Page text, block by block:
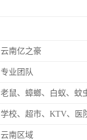
云南亿之豪
专业团队
老鼠、蟑螂、白蚁、蚊
学校、超市、KTV、医
云南区域